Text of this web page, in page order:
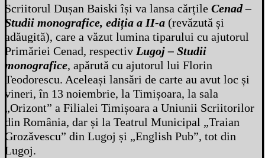
Scriitorul Dușan Baiski își va lansa cărțile Cenad –
Studii monografice, ediția a II-a (revăzută și
adăugită), care a văzut lumina tiparului cu ajutorul
Primăriei Cenad, respectiv Lugoj – Studii
monografice, apărută cu ajutorul lui Florin
Teodorescu. Aceleași lansări de carte au avut loc și
vineri, în 13 noiembrie, la Timișoara, la sala
„Orizont” a Filialei Timișoara a Uniunii Scriitorilor
din România, dar și la Teatrul Municipal „Traian
Grozăvescu” din Lugoj și „English Pub”, tot din
Lugoj.